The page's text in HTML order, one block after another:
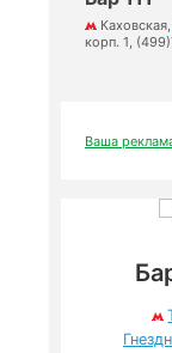
Каховская,
корп. 1,
Ваша